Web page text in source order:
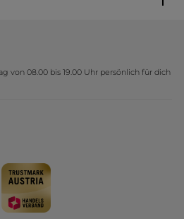
von 08.00 bis 19.00 Uhr persönlich für dich